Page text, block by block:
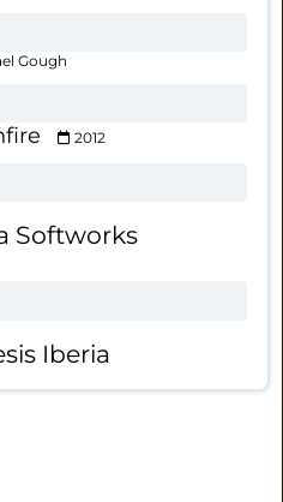
Gough
2012
Softworks
Iberia